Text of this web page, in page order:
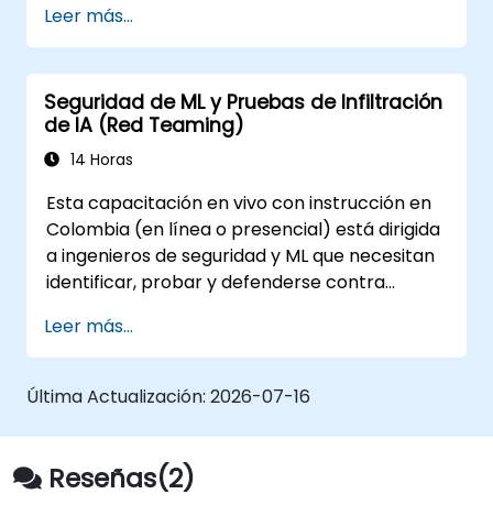
el acceso a modelos y gobernar las cargas de
trabajo de IA que se ejecutan exclusivamente
en instalaciones propias.
Leer más...
Seguridad de ML y Pruebas de Infiltración
de IA (Red Teaming)
14 Horas
Esta capacitación en vivo con instrucción en
Colombia (en línea o presencial) está dirigida
a ingenieros de seguridad y ML que necesitan
identificar, probar y defenderse contra
impulsadas por LLM.
Leer más...
Última Actualización: 2026-07-16
Reseñas(2)